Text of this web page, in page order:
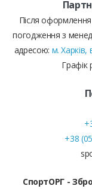
Після
погодження з
адресою: м.
+38
СпортОРГ -